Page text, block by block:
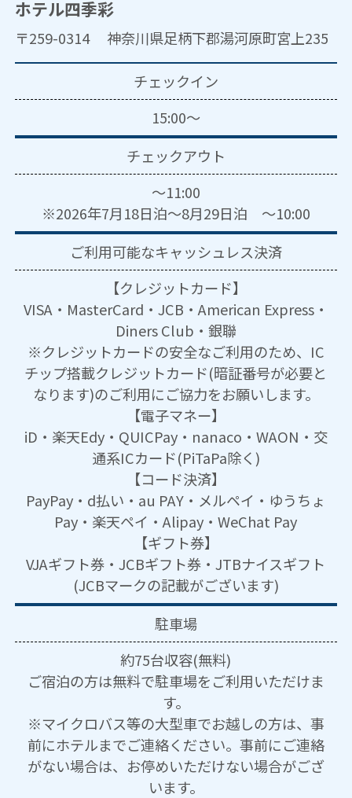
ホテル四季彩
〒259-0314 神奈川県足柄下郡湯河原町宮上235
チェックイン
15:00～
チェックアウト
～11:00
※2026年7月18日泊～8月29日泊 ～10:00
ご利用可能なキャッシュレス決済
【クレジットカード】
VISA・MasterCard・JCB・American Express・
Diners Club・銀聯
※クレジットカードの安全なご利用のため、IC
チップ搭載クレジットカード(暗証番号が必要と
なります)のご利用にご協力をお願いします。
【電子マネー】
iD・楽天Edy・QUICPay・nanaco・WAON・交
通系ICカード(PiTaPa除く)
【コード決済】
PayPay・d払い・au PAY・メルペイ・ゆうちょ
Pay・楽天ペイ・Alipay・WeChat Pay
【ギフト券】
VJAギフト券・JCBギフト券・JTBナイスギフト
(JCBマークの記載がございます)
駐車場
約75台収容(無料)
ご宿泊の方は無料で駐車場をご利用いただけま
す。
※マイクロバス等の大型車でお越しの方は、事
前にホテルまでご連絡ください。事前にご連絡
がない場合は、お停めいただけない場合がござ
います。